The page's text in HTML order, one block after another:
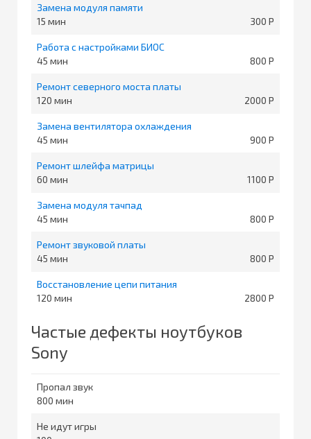
Замена модуля памяти
15
300
Работа с настройками БИОС
45
800
Ремонт северного моста платы
120
2000
Замена вентилятора охлаждения
45
900
Ремонт шлейфа матрицы
60
1100
Замена модуля тачпад
45
800
Ремонт звуковой платы
45
800
Восстановление цепи питания
120
2800
Частые дефекты ноутбуков
Sony
Пропал звук
800
Не идут игры